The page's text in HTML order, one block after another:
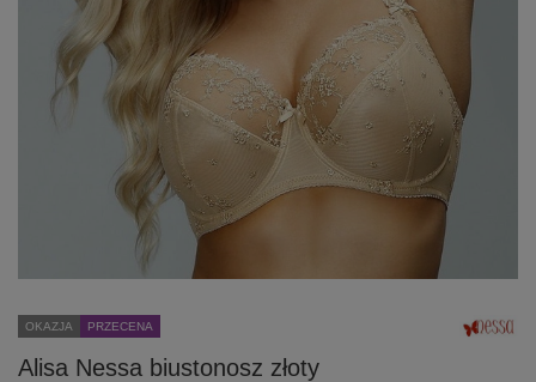
OKAZJA PRZECENA
Alisa Nessa biustonosz złoty